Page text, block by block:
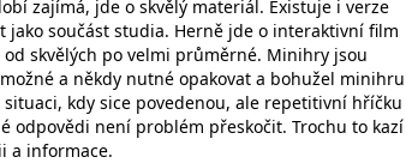
zajímá, jde o skvělý materiál. Existuje i verze
jako součást studia. Herně jde o interaktivní film
skvělých po velmi průměrné. Minihry jsou
a někdy nutné opakovat a bohužel minihru
kdy sice povedenou, ale repetitivní hříčku
není problém přeskočit. Trochu to kazí
a informace.